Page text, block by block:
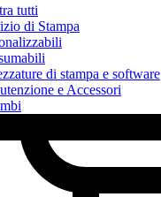
tutti
di Stampa
di stampa e software
e Accessori